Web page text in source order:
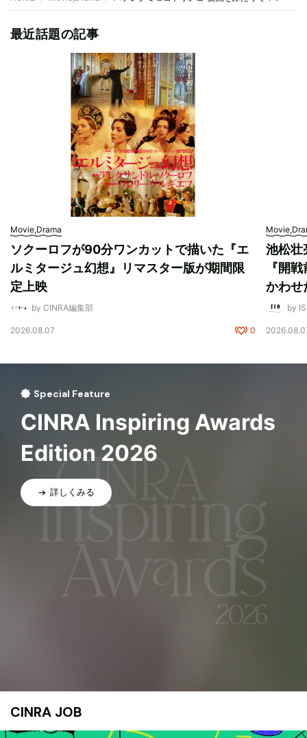
最近話題の記事
Movie,Drama
ソクーロフが90分ワンカットで描いた『エ
ルミタージュ幻想』リマスター版が期間限
定上映
by CINRA編集部
2026.08.07 0
池松壮
『開
かわせ
by
Special Feature
CINRA Inspiring Awards
Edition 2026
詳しくみる
CINRA JOB